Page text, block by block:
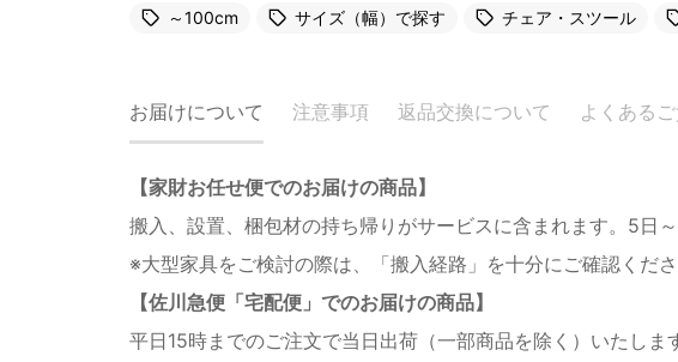
～100cm
サイズ（幅）で探す チェア・スツール
お届けについて 注意事項 返品交換について よくある
【家財お任せ便でのお届けの商品】
搬入、設置、梱包材の持ち帰りがサービスに含まれます。5日
※大型家具をご検討の際は、「搬入経路」を十分にご確認くださ
【佐川急便「宅配便」でのお届けの商品】
平日15時までのご注文で当日出荷（一部商品を除く）いたしま